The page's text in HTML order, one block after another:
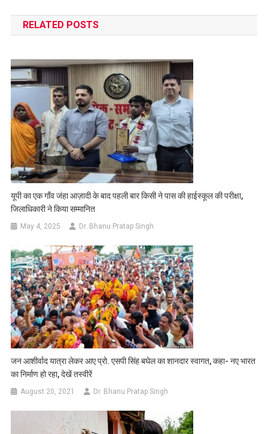
navigation
RELATED POSTS
यूपी का एक गाँव जंहा आज़ादी के बाद पहली बार किसी ने पास की हाईस्कूल की परीक्षा,
जिलाधिकारी ने किया सम्मानित
May 4, 2025 Dr. Bhanu Pratap Singh
जन आशीर्वाद यात्रा लेकर आए प्रो. एसपी सिंह बघेल का शानदार स्वागत, कहा- नए भारत
का निर्माण हो रहा, देखें तस्वीरें
August 20, 2021 Dr. Bhanu Pratap Singh